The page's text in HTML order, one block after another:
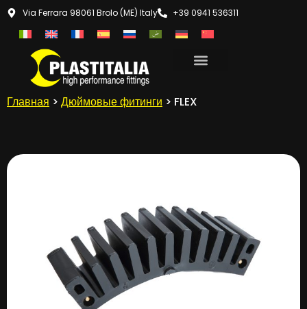
Via Ferrara 98061 Brolo (ME) Italy +39 0941 536311
Главная > Дюймовые фитинги > FLEX